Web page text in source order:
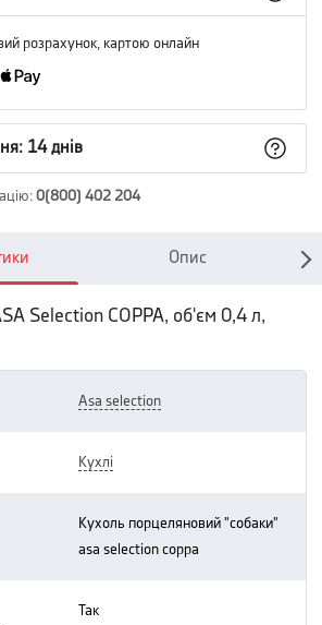
розрахунок, картою онлайн
14 днів
: 0(800) 402 204
Опис
Selection COPPA, об'єм 0,4 л,
asa selection
кухлі
кухоль порцеляновий "собаки"
asa selection coppa
так